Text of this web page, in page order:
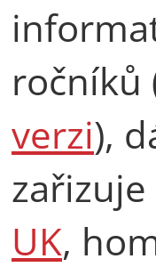
ročníků
verzi),
zařizuje
UK,